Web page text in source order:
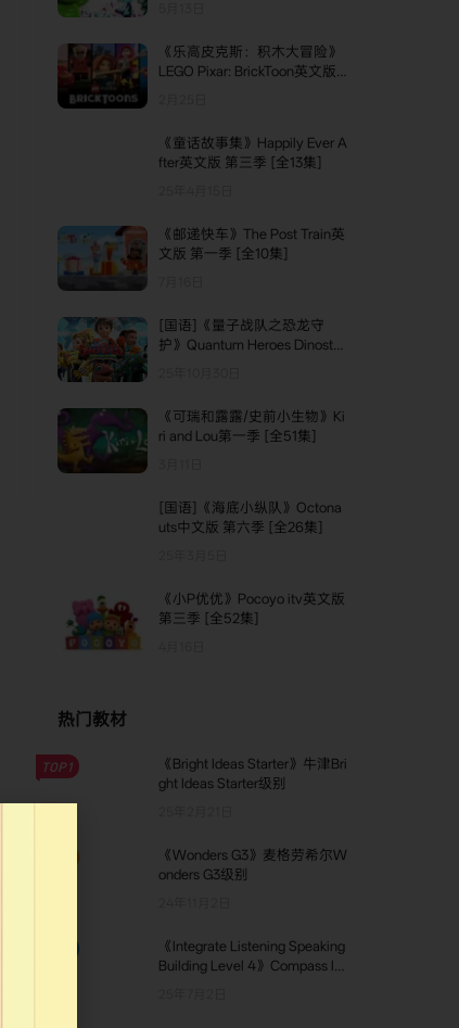
《乐高皮克斯：积木大冒险》
LEGO Pixar: BrickToon英文版
《童话故事集》Happily Ever A
fter英文版 第三季 [全13集]
《邮递快车》The Post Train英
文版 第一季 [全10集]
[国语]《量子战队之恐龙守
护》Quantum Heroes Dinoster
《可瑞和露露/史前小生物》Ki
ri and Lou第一季 [全51集]
[国语]《海底小纵队》Octona
uts中文版 第六季 [全26集]
《小P优优》Pocoyo itv英文版
第三季 [全52集]
热门教材
TOP1
《Bright Ideas Starter》牛津Bri
ght Ideas Starter级别
《Wonders G3》麦格劳希尔W
onders G3级别
《Integrate Listening Speaking
Building Level 4》Compass Int